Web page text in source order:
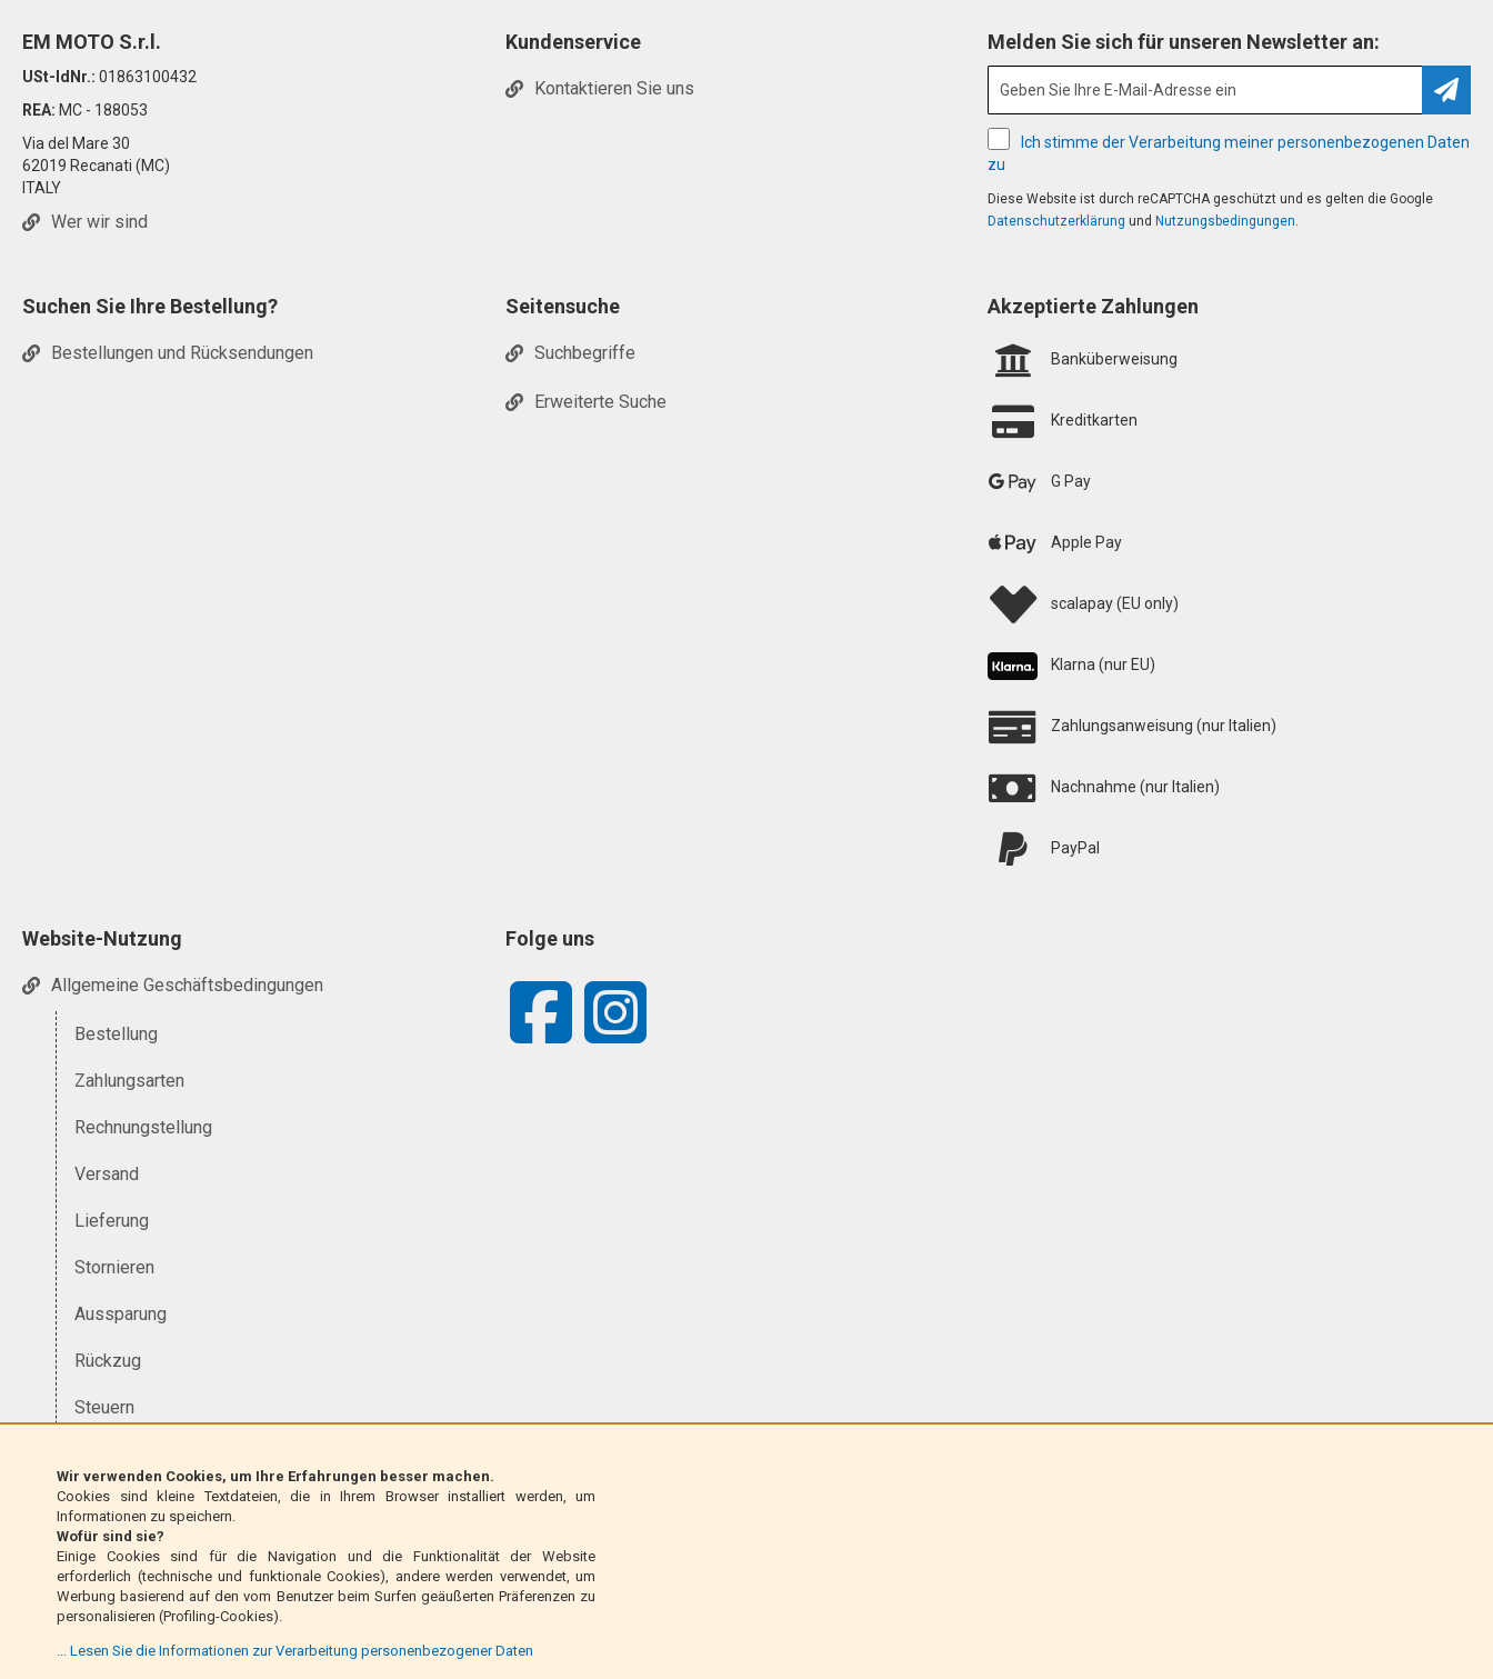
Wir verwenden Cookies, um Ihre Erfahrungen besser machen.
Cookies sind kleine Textdateien, die in Ihrem Browser installiert werden, um
Informationen zu speichern.
Wofür sind sie?
Einige Cookies sind für die Navigation und die Funktionalität der Website
erforderlich (technische und funktionale Cookies), andere werden verwendet, um
Werbung basierend auf den vom Benutzer beim Surfen geäußerten Präferenzen zu
personalisieren (Profiling-Cookies).
... Lesen Sie die Informationen zur Verarbeitung personenbezogener Daten
Melden Sie sich für unseren Newsletter an:
Ich stimme der Verarbeitung meiner personenbezogenen Daten
zu
Diese Website ist durch reCAPTCHA geschützt und es gelten die Google
Datenschutzerklärung und Nutzungsbedingungen.
EM MOTO S.r.l.
USt-IdNr.: 01863100432
REA: MC - 188053
Via del Mare 30
62019 Recanati (MC)
ITALY
Wer wir sind
Kundenservice
Kontaktieren Sie uns
Suchen Sie Ihre Bestellung?
Bestellungen und Rücksendungen
Website-Nutzung
Allgemeine Geschäftsbedingungen
Bestellung
Zahlungsarten
Rechnungstellung
Versand
Lieferung
Stornieren
Aussparung
Rückzug
Steuern
Homologation
Garantie
Haftungsausschluss
Datenschutz- und Cookie-Richtlinie
Seitensuche
Suchbegriffe
Erweiterte Suche
Akzeptierte Zahlungen
Banküberweisung
Kreditkarten
G Pay
Apple Pay
scalapay (EU only)
Klarna (nur EU)
Zahlungsanweisung (nur Italien)
Nachnahme (nur Italien)
PayPal
Folge uns